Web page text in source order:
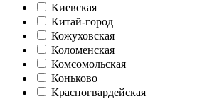
Киевская
Китай-город
Кожуховская
Коломенская
Комсомольская
Коньково
Красногвардейская